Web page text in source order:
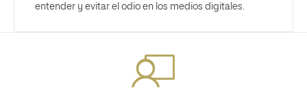
entender y evitar el odio en los medios digitales.